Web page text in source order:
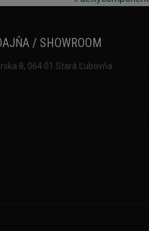
/ SHOWROOM
8, 064 01 Stará Ľubovňa